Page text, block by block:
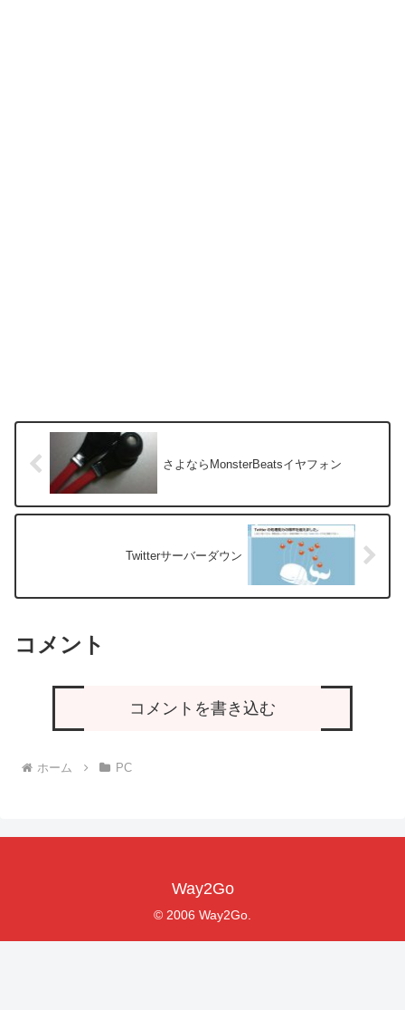
さよならMonsterBeatsイヤフォン
Twitterサーバーダウン
コメント
コメントを書き込む
ホーム PC
Way2Go
© 2006 Way2Go.